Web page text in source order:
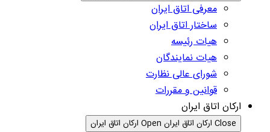
معرفی اتاق ایران
ساختار اتاق ایران
هیات رئیسه
هیات نمایندگان
شورای عالی نظارت
قوانین و مقررات
ارکان اتاق ایران
Close ارکان اتاق ایران Open ارکان اتاق ایران